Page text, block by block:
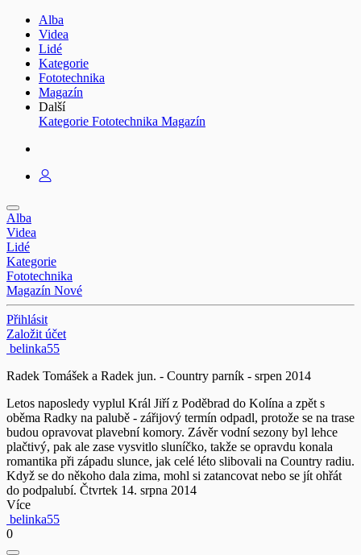
Alba
Videa
Lidé
Kategorie
Fototechnika
Magazín
Další
Kategorie Fototechnika Magazín
Alba
Videa
Lidé
Kategorie
Fototechnika
Magazín Nové
Přihlásit
Založit účet
belinka55
Radek Tomášek a Radek jun. - Country parník - srpen 2014
Letos naposledy vyplul Král Jiří z Poděbrad do Kolína a zpět s
oběma Radky na palubě - zářijový termín odpadl, protože se na trase
budou opravovat plavební komory. Závěr vodní sezony byl lehce
plačtivý, pak ale zase vysvitlo sluníčko, takže se opravdu konala
romantika při západu slunce, jak celé léto slibovali na Country radiu.
Když se do někoho dala zima, mohl si zatancovat nebo se jít ohřát
do podpalubí. Čtvrtek 14. srpna 2014
Více
belinka55
0